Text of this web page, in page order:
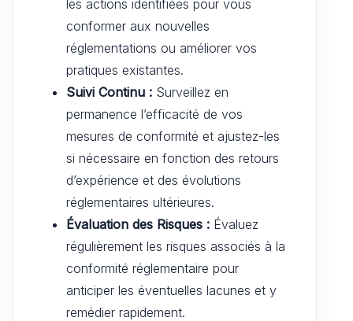
les actions identifiées pour vous
conformer aux nouvelles
réglementations ou améliorer vos
pratiques existantes.
Suivi Continu : Surveillez en
permanence l’efficacité de vos
mesures de conformité et ajustez-les
si nécessaire en fonction des retours
d’expérience et des évolutions
réglementaires ultérieures.
Évaluation des Risques : Évaluez
régulièrement les risques associés à la
conformité réglementaire pour
anticiper les éventuelles lacunes et y
remédier rapidement.